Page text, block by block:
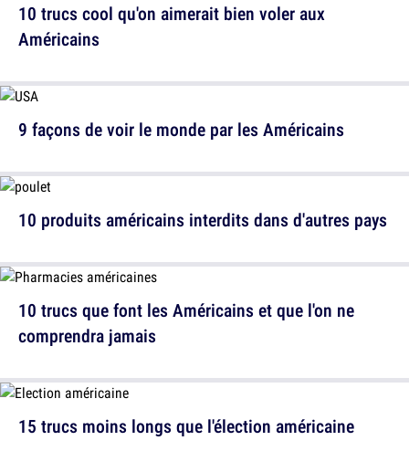
10 trucs cool qu'on aimerait bien voler aux
Américains
10 produits américains interdits dans d'autres pays
15 trucs moins longs que l'élection américaine
9 façons de voir le monde par les Américains
10 trucs que font les Américains et que l'on ne
comprendra jamais